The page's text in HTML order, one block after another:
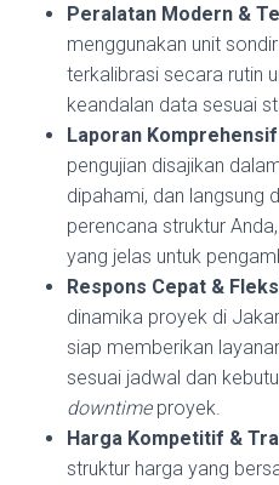
Peralatan Modern &
menggunakan unit
terkalibrasi secara rutin
keandalan data sesuai
Laporan
pengujian disajikan
dipahami, dan langsung
perencana struktur
yang jelas untuk
Respons Cepat &
dinamika proyek di
siap memberikan
sesuai jadwal dan
downtimeproyek.
Harga Kompetitif &
struktur harga yang